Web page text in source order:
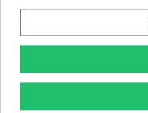
Comprar